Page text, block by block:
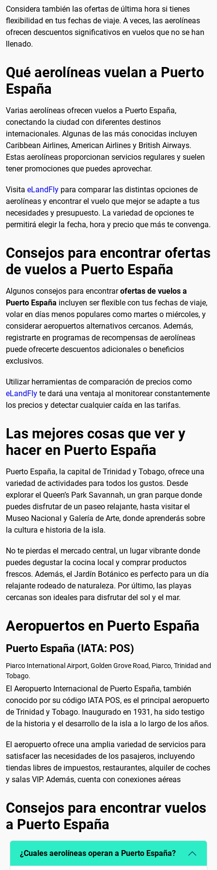
Considera también las ofertas de última hora si tienes
flexibilidad en tus fechas de viaje. A veces, las aerolíneas
ofrecen descuentos significativos en vuelos que no se han
llenado.
Qué aerolíneas vuelan a Puerto
España
Varias aerolíneas ofrecen vuelos a Puerto España,
conectando la ciudad con diferentes destinos
internacionales. Algunas de las más conocidas incluyen
Caribbean Airlines, American Airlines y British Airways.
Estas aerolíneas proporcionan servicios regulares y suelen
tener promociones que puedes aprovechar.
Visita eLandFly para comparar las distintas opciones de
aerolíneas y encontrar el vuelo que mejor se adapte a tus
necesidades y presupuesto. La variedad de opciones te
permitirá elegir la fecha, hora y precio que más te convenga.
Consejos para encontrar ofertas
de vuelos a Puerto España
Algunos consejos para encontrarofertas de vuelos a
Puerto España incluyen ser flexible con tus fechas de viaje,
volar en días menos populares como martes o miércoles, y
considerar aeropuertos alternativos cercanos. Además,
registrarte en programas de recompensas de aerolíneas
puede ofrecerte descuentos adicionales o beneficios
exclusivos.
Utilizar herramientas de comparación de precios como
eLandFly te dará una ventaja al monitorear constantemente
los precios y detectar cualquier caída en las tarifas.
Las mejores cosas que ver y
hacer en Puerto España
Puerto España, la capital de Trinidad y Tobago, ofrece una
variedad de actividades para todos los gustos. Desde
explorar el Queen’s Park Savannah, un gran parque donde
puedes disfrutar de un paseo relajante, hasta visitar el
Museo Nacional y Galería de Arte, donde aprenderás sobre
la cultura e historia de la isla.
No te pierdas el mercado central, un lugar vibrante donde
puedes degustar la cocina local y comprar productos
frescos. Además, el Jardín Botánico es perfecto para un día
relajante rodeado de naturaleza. Por último, las playas
cercanas son ideales para disfrutar del sol y el mar.
Aeropuertos en Puerto España
Puerto España (IATA: POS)
Piarco International Airport, Golden Grove Road, Piarco, Trinidad and
Tobago.
El Aeropuerto Internacional de Puerto España, también
conocido por su código IATA POS, es el principal aeropuerto
de Trinidad y Tobago. Inaugurado en 1931, ha sido testigo
de la historia y el desarrollo de la isla a lo largo de los años.
El aeropuerto ofrece una amplia variedad de servicios para
satisfacer las necesidades de los pasajeros, incluyendo
tiendas libres de impuestos, restaurantes, alquiler de coches
y salas VIP. Además, cuenta con conexiones aéreas
Consejos para encontrar vuelos
a Puerto España
¿Cuales aerolíneas operan a Puerto España?